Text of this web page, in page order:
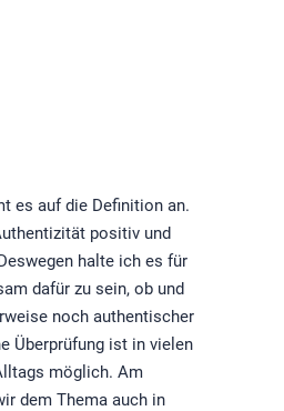
es auf die Definition an.
positiv und
halte ich es für
dafür zu sein, ob und
noch authentischer
Überprüfung ist in vielen
möglich. Am
dem Thema auch in